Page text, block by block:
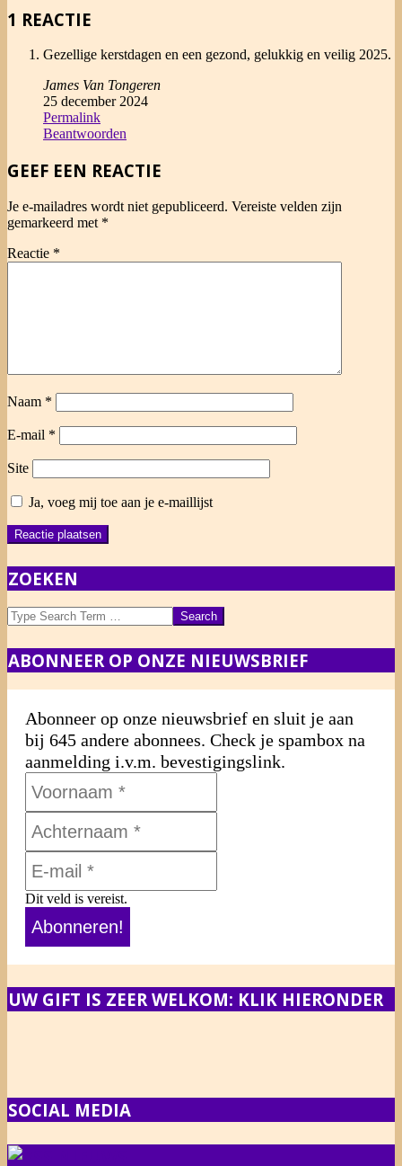
1 REACTIE
Gezellige kerstdagen en een gezond, gelukkig en veilig 2025.
James Van Tongeren
25 december 2024
Permalink
Beantwoorden
GEEF EEN REACTIE
Je e-mailadres wordt niet gepubliceerd. Vereiste velden zijn
gemarkeerd met *
Reactie *
Naam *
E-mail *
Site
Ja, voeg mij toe aan je e-maillijst
ZOEKEN
Search
ABONNEER OP ONZE NIEUWSBRIEF
Abonneer op onze nieuwsbrief en sluit je aan
bij 645 andere abonnees. Check je spambox na
aanmelding i.v.m. bevestigingslink.
Dit veld is vereist.
UW GIFT IS ZEER WELKOM: KLIK HIERONDER
SOCIAL MEDIA